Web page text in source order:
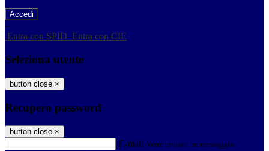
-
Entra con SPID Entra con CIE
Seleziona utente
button close ×
Recupero password
button close ×
E-mail Verrà inviato un messaggio